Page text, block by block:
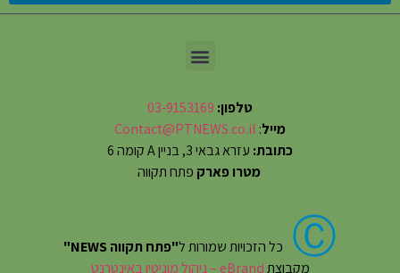
טלפון: 03-9153169
מייל:
Contact@PTNEWS.co.il
כתובת: עזרא גבאי 3, בניין A קומה 6
מטרו פארק פתח תקווה
Ⓒ כל הזכויות שמורות ל"פתח תקווה NEWS"
מקבוצתeBrand – ניהול מוניטין באינטרנט